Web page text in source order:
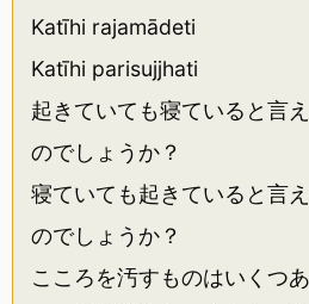
Katīhi rajamādeti
Katīhi parisujjhati
起きていても寝ていると言
のでしょうか？
寝ていても起きていると言
のでしょうか？
こころを汚すものはいくつ